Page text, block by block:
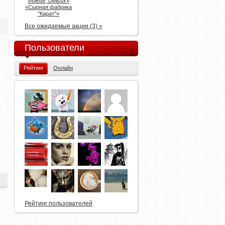
«Сырная фабрика
"Карат"»
Все ожидаемые акции (3) »
Пользователи
Рейтинг Онлайн
Рейтинг пользователей